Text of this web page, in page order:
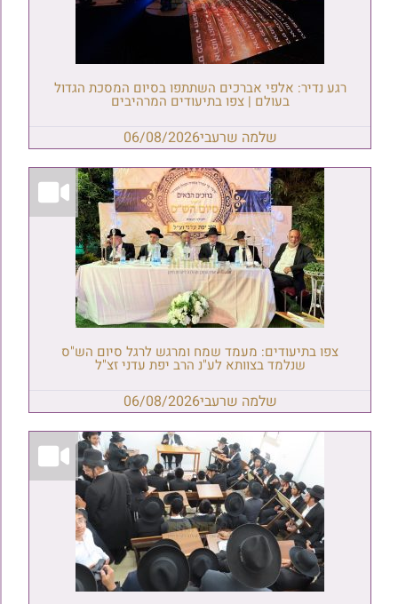
רגע נדיר: אלפי אברכים השתתפו בסיום המסכת הגדול
בעולם | צפו בתיעודים המרהיבים
שלמה שרעבי06/08/2026
צפו בתיעודים: מעמד שמח ומרגש לרגל סיום הש"ס
שנלמד בצוותא לע"נ הרב יפת עדני זצ"ל
שלמה שרעבי06/08/2026